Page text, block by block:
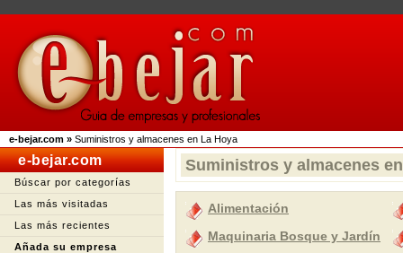
e-bejar.com » Suministros y almacenes en La Hoya
e-bejar.com
Búscar por categorías
Las más visitadas
Las más recientes
Añada su empresa
Suministros y almacenes
Alimentación
Maquinaria Bosque y Jardín